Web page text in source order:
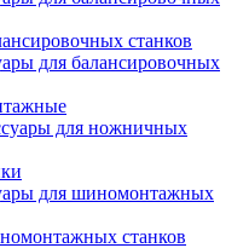
станков
для балансировочных
для ножничных
для шиномонтажных
станков